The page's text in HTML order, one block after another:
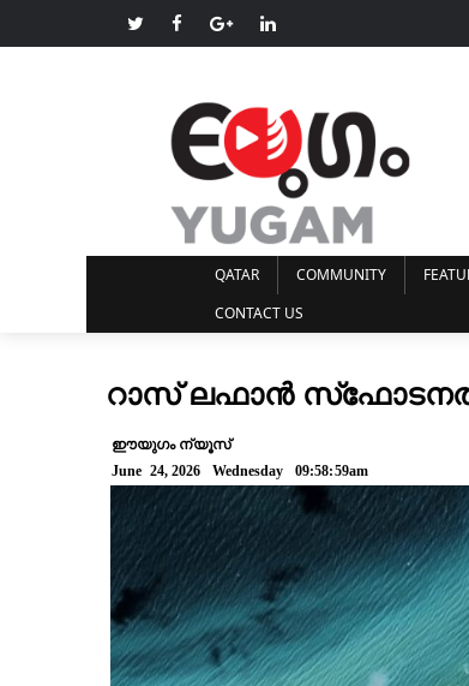
QATAR COMMUNITY
CONTACT US
റാസ് ലഫാൻ
ഈയുഗം ന്യൂസ്
June 24, 2026 Wednesday 09:58:59am